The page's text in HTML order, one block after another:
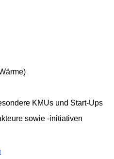
KMUs und Start-Ups
sowie -initiativen